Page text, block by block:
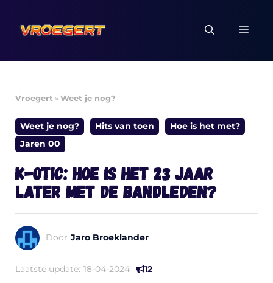
naar
inhoud
Vroegert »Weet je nog?
Weet je nog? Hits van toen
Hoe is het met?
Jaren 00
K-otic: hoe is het 23 jaar
later met de bandleden?
Door Jaro Broeklander
Laatste update: 18-04-2024 12